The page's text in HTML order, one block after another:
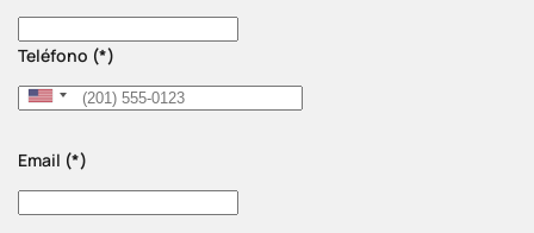
Teléfono (*)
United
+1
Email (*)